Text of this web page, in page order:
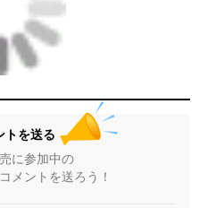
トを送る
に参加中の
メントを送ろう！